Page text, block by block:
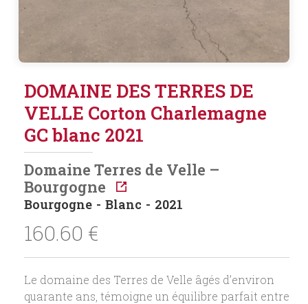
DOMAINE DES TERRES DE
VELLE Corton Charlemagne
GC blanc 2021
Domaine Terres de Velle –
Bourgogne
Bourgogne Blanc 2021
160.60 €
Le domaine des Terres de Velle âgés d’environ
quarante ans, témoigne un équilibre parfait entre